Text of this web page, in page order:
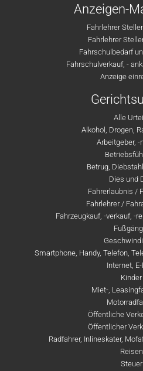
Anzeigen-
Fahrlehrer
Fahrlehrer
Fahrschulbedarf
Fahrschulverkauf, -
Anzeige
Alle
Alkohol, Drogen,
Arbeitgeber, -
Betrug,
Dies und
Fahrerlaubnis /
Fahrlehrer /
Fahrzeugkauf, -verkauf, -
Smartphone, Handy, Telefon,
Internet, E-
Kinder
Miet-,
Öffentliche
Öffentlicher
Radfahrer, Inlineskater,
Reisen
Steuer